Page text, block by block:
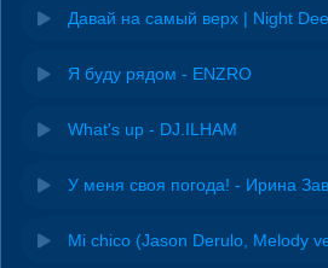
Давай на самый верх | Night
Я буду рядом - ENZRO
What's up - DJ.ILHAM
У меня своя погода! - Ирина